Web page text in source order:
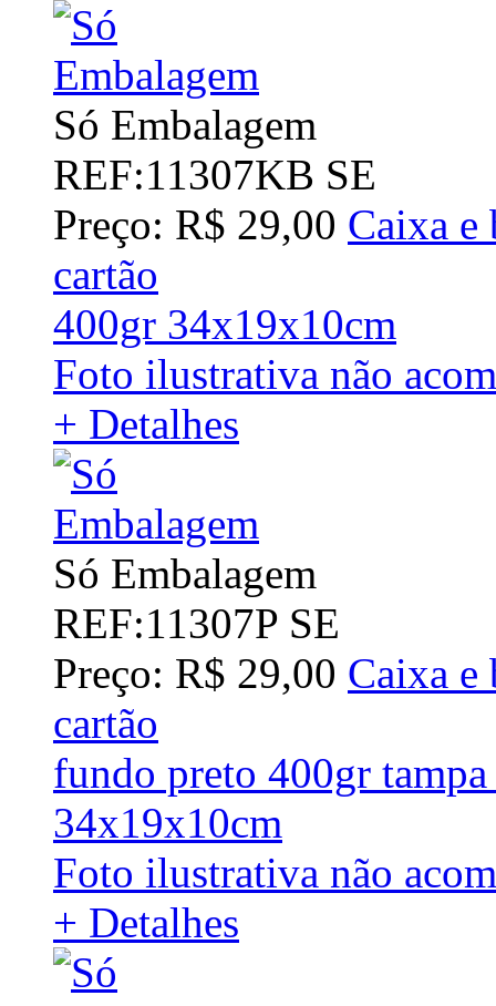
Só Embalagem
REF:11307KB SE
Preço: R$ 29,00 Caixa e
cartão
400gr 34x19x10cm
Foto ilustrativa não
+ Detalhes
Só Embalagem
REF:11307P SE
Preço: R$ 29,00 Caixa e
cartão
fundo preto 400gr
34x19x10cm
Foto ilustrativa não
+ Detalhes